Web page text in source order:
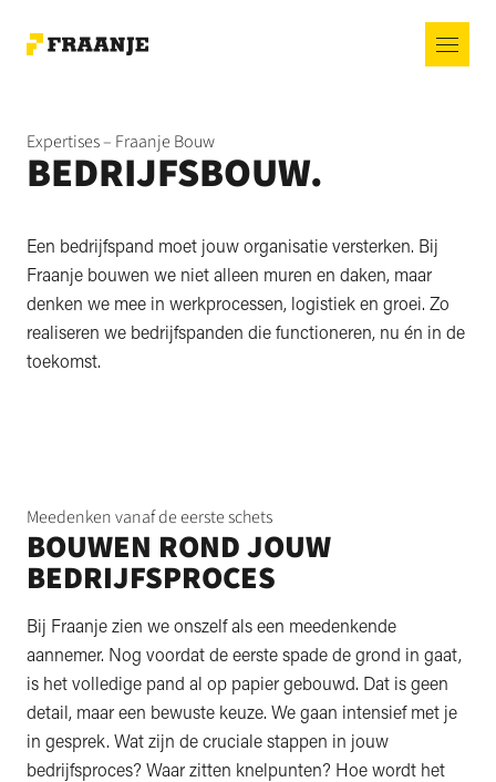
Expertises – Fraanje Bouw
BEDRIJFSBOUW.
Een bedrijfspand moet jouw organisatie versterken. Bij
Fraanje bouwen we niet alleen muren en daken, maar
denken we mee in werkprocessen, logistiek en groei. Zo
realiseren we bedrijfspanden die functioneren, nu én in de
toekomst.
Meedenken vanaf de eerste schets
BOUWEN ROND JOUW
BEDRIJFSPROCES
Bij Fraanje zien we onszelf als een meedenkende
aannemer. Nog voordat de eerste spade de grond in gaat,
is het volledige pand al op papier gebouwd. Dat is geen
detail, maar een bewuste keuze. We gaan intensief met je
in gesprek. Wat zijn de cruciale stappen in jouw
bedrijfsproces? Waar zitten knelpunten? Hoe wordt het